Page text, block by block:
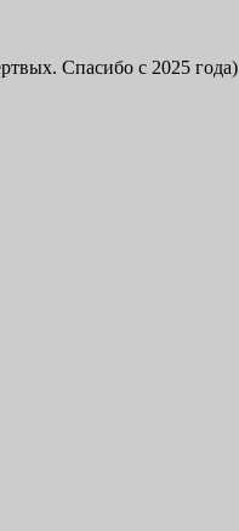
Спасибо с 2025 года)